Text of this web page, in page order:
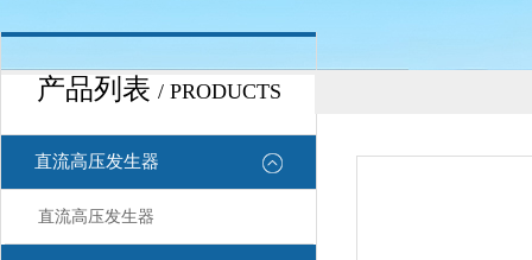
产品列表 / PRODUCTS
直流高压发生器
直流高压发生器